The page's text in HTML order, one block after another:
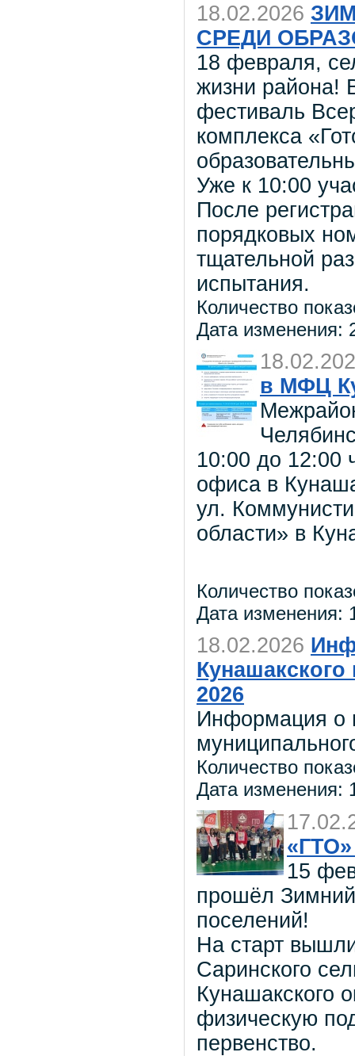
18.02.2026
СРЕДИ
18 февраля,
жизни
фестиваль
комплекса
Уже к 10:00
После
порядковых
тщательной
испытания.
Количество
Дата изменения:
в МФЦ
10:00 до 12:00
офиса в
ул.
области» в
Количество
Дата изменения:
18.02.2026
2026
Информация о
Количество
Дата изменения:
15
прошёл
поселений!
На старт
Саринского
Кунашакского
физическую
первенство.